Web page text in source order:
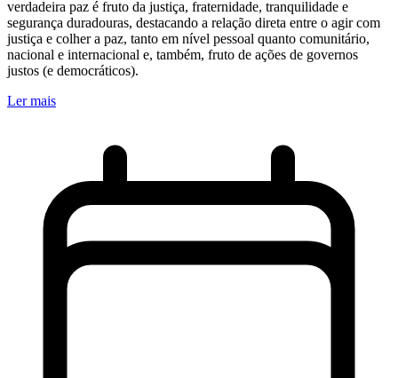
verdadeira paz é fruto da justiça, fraternidade, tranquilidade e
segurança duradouras, destacando a relação direta entre o agir com
justiça e colher a paz, tanto em nível pessoal quanto comunitário,
nacional e internacional e, também, fruto de ações de governos
justos (e democráticos).
Ler mais